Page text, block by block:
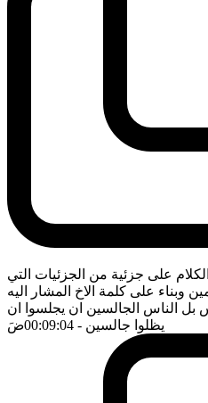
على جزئية من الجزئيات التي
على كلمة الاخ المشار اليه
بل الناس الجالسين ان يجلسوا ان
يظلوا جالسين - 00:09:04 ضَ